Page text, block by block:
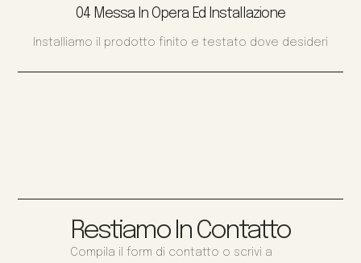
04 Messa In Opera Ed Installazione
Installiamo il prodotto finito e testato dove desideri
Restiamo In Contatto
Compila il form di contatto o scrivi a